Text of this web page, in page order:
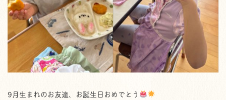
9月生まれのお友達、お誕生日おめでとう